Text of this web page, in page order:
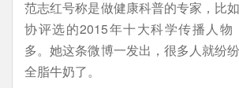
范志红号称是做健康科普的专家，比
协评选的2015年十大科学传播人物
多。她这条微博一发出，很多人就纷
全脂牛奶了。